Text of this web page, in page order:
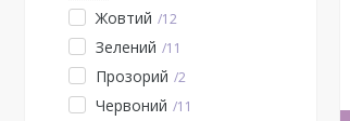
Жовтий
12
Зелений 11
Прозорий 2
Червоний 11